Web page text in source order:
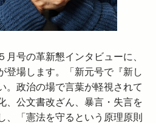
月号の革新懇インタビューに、
登場します。「新元号で『新し
。政治の場で言葉が軽視されて
、公文書改ざん、暴言・失言を
、「憲法を守るという原理原則